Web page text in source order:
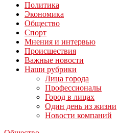
Политика
Экономика
Общество
Спорт
Мнения и интервью
Происшествия
Важные новости
Наши рубрики
Лица города
Профессионалы
Город в лицах
Один день из жизни
Новости компаний